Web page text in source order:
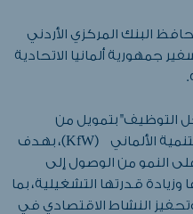
البنك المركزي الأردني
جمهورية ألمانيا الاتحادية
التوظيف" بتمويل من
الحكومة الألمانية من خلال بنك التنمية الألماني (KfW)، بهدف
النمو من الوصول إلى
قدرتها التشغيلية، بما
النشاط الاقتصادي في